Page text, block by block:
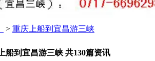
> 重庆上船到宜昌游三峡
船到宜昌游三峡 共130篇资讯